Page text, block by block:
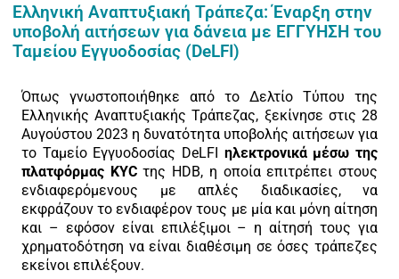
Ελληνική Αναπτυξιακή Τράπεζα: Έναρξη στην
υποβολή αιτήσεων για δάνεια με ΕΓΓΥΗΣΗ του
Ταμείου Εγγυοδοσίας (DeLFI)
Όπως γνωστοποιήθηκε από το Δελτίο Τύπου της
Ελληνικής Αναπτυξιακής Τράπεζας, ξεκίνησε στις 28
Αυγούστου 2023 η δυνατότητα υποβολής αιτήσεων για
το Ταμείο Εγγυοδοσίας DeLFI ηλεκτρονικά μέσω της
πλατφόρμας KYCτης HDB, η οποία επιτρέπει στους
ενδιαφερόμενους με απλές διαδικασίες, να
εκφράζουν το ενδιαφέρον τους με μία και μόνη αίτηση
και – εφόσον είναι επιλέξιμοι – η αίτησή τους για
χρηματοδότηση να είναι διαθέσιμη σε όσες τράπεζες
εκείνοι επιλέξουν.